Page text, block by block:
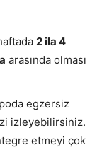
2 ila 4
arasında olması
egzersiz
izleyebilirsiniz.
etmeyi çok